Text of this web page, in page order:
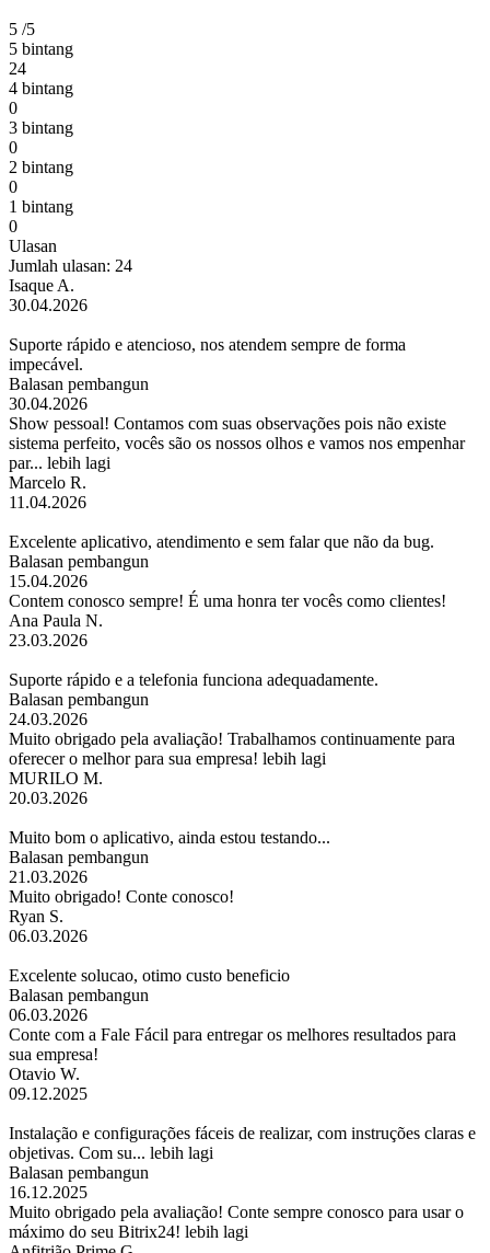
5 /5
5 bintang
24
4 bintang
0
3 bintang
0
2 bintang
0
1 bintang
0
Ulasan
Jumlah ulasan: 24
Isaque A.
30.04.2026
Suporte rápido e atencioso, nos atendem sempre de forma
impecável.
Balasan pembangun
30.04.2026
Show pessoal! Contamos com suas observações pois não existe
sistema perfeito, vocês são os nossos olhos e vamos nos empenhar
par... lebih lagi
Marcelo R.
11.04.2026
Excelente aplicativo, atendimento e sem falar que não da bug.
Balasan pembangun
15.04.2026
Contem conosco sempre! É uma honra ter vocês como clientes!
Ana Paula N.
23.03.2026
Suporte rápido e a telefonia funciona adequadamente.
Balasan pembangun
24.03.2026
Muito obrigado pela avaliação! Trabalhamos continuamente para
oferecer o melhor para sua empresa! lebih lagi
MURILO M.
20.03.2026
Muito bom o aplicativo, ainda estou testando...
Balasan pembangun
21.03.2026
Muito obrigado! Conte conosco!
Ryan S.
06.03.2026
Excelente solucao, otimo custo beneficio
Balasan pembangun
06.03.2026
Conte com a Fale Fácil para entregar os melhores resultados para
sua empresa!
Otavio W.
09.12.2025
Instalação e configurações fáceis de realizar, com instruções claras e
objetivas. Com su... lebih lagi
Balasan pembangun
16.12.2025
Muito obrigado pela avaliação! Conte sempre conosco para usar o
máximo do seu Bitrix24! lebih lagi